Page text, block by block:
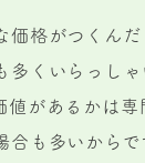
価格がつくん
多くいらっしゃ
値があるかは
合も多いからで